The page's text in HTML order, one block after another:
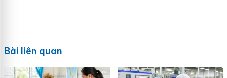
Bài liên quan